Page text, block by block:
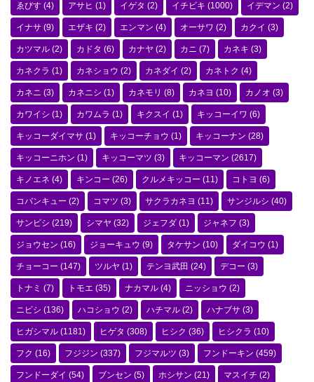
ゑびす (4) アサヒ (1) イゲタ (2) イチビキ (1000) イデマン (2)
イナサ (9) エザキ (2) エンマン (4) オーサワ (2) カクイ (3)
カツマル (2) カドタ (6) カナヤ (2) カニ (7) カネキ (3)
カネクラ (1) カネショウ (2) カネダイ (2) カネトク (4)
カネニ (3) カネニシ (1) カネモリ (8) カネヨ (10) カノオ (3)
カワイシ (1) カワムラ (1) キクスイ (1) キッコーイワ (6)
キッコーダイマサ (1) キッコーチョウ (1) キッコーナン (28)
キッコーニホン (1) キッコーマツ (3) キッコーマン (2617)
キノエネ (4) キンコー (26) クルメキッコー (11) コトヨ (6)
コバンキュー (2) コマツ (3) サクラカネヨ (11) サンジルシ (40)
サンビシ (219) シマヤ (32) ジェフダ (1) ジャネフ (3)
ジョウセン (16) ジョーキュウ (9) タケサン (10) ダイコウ (1)
チョーコー (147) ツルヤ (1) テンヨ武田 (24) デコー (3)
トナミ (7) トモエ (35) ナカマル (4) ニッショウ (2)
ニビシ (136) ハコショウ (2) ハチマル (2) ハナブサ (3)
ヒガシマル (1181) ヒゲタ (308) ヒシク (36) ヒシクラ (10)
フク (16) フジジン (337) フジマルツ (3) フンドーキン (459)
フンドーダイ (54) ブンセン (5) ホシサン (21) マスイチ (2)